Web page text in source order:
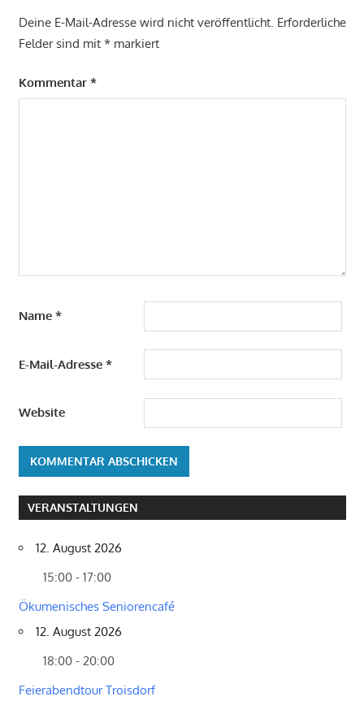
Deine E-Mail-Adresse wird nicht veröffentlicht. Erforderliche
Felder sind mit *markiert
Kommentar *
Name *
E-Mail-Adresse *
Website
VERANSTALTUNGEN
12. August 2026
15:00 - 17:00
Ökumenisches Seniorencafé
12. August 2026
18:00 - 20:00
Feierabendtour Troisdorf